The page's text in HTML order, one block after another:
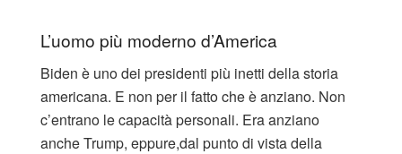
L’uomo più moderno d’America
Biden è uno dei presidenti più inetti della storia
americana. E non per il fatto che è anziano. Non
c’entrano le capacità personali. Era anziano
anche Trump, eppure,dal punto di vista della